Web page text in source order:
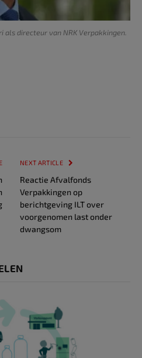
als directeur van NRK Verpakkingen.
NEXT ARTICLE
Reactie Afvalfonds
Verpakkingen op
berichtgeving ILT over
voorgenomen last onder
dwangsom